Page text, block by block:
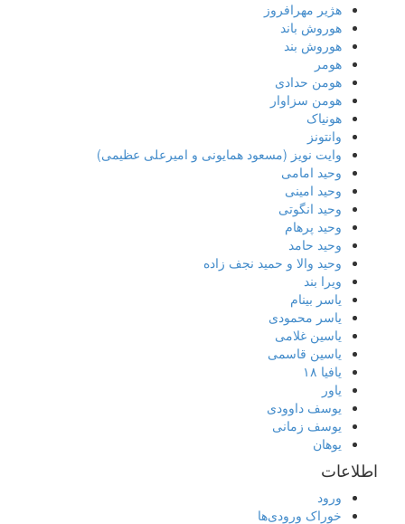
هژیر مهرافروز
هوروش باند
هوروش بند
هومر
هومن حدادی
هومن سزاوار
هونیاک
وانتونز
وایت نویز (مسعود همایونی و امیرعلی عظیمی)
وحید امامی
وحید امینی
وحید انگوتی
وحید پرهام
وحید حامد
وحید والا و حمید نجف زاده
ویرا بند
یاسر بینام
یاسر محمودی
یاسین غلامی
یاسین قاسمی
یافیا ۱۸
یاور
یوسف داوودی
یوسف زمانی
یوهان
اطلاعات
ورود
خوراک ورودی‌ها